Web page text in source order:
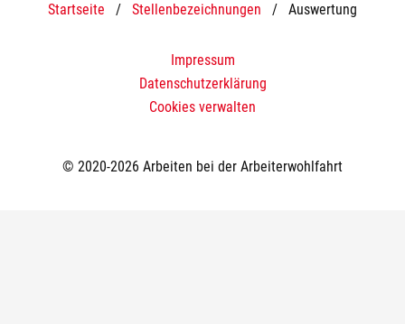
Startseite / Stellenbezeichnungen / Auswertung
Impressum
Datenschutzerklärung
Cookies verwalten
© 2020-2026 Arbeiten bei der Arbeiterwohlfahrt